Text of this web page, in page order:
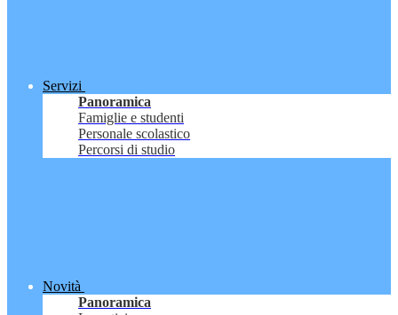
Servizi
Panoramica
Famiglie e studenti
Personale scolastico
Percorsi di studio
Novità
Panoramica